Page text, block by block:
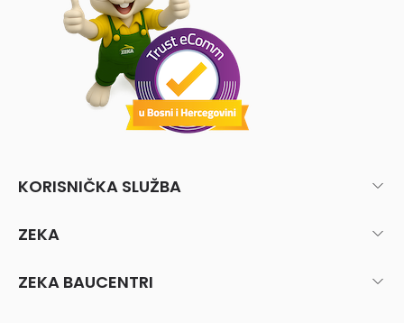
KORISNIČKA SLUŽBA
ZEKA
ZEKA BAUCENTRI